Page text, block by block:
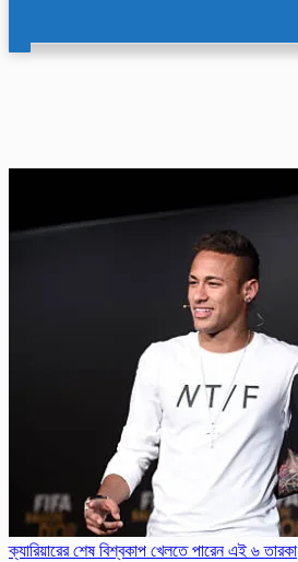
ক্যারিয়ারের শেষ বিশ্বকাপ খেলতে পারেন এই ৬ তারকা